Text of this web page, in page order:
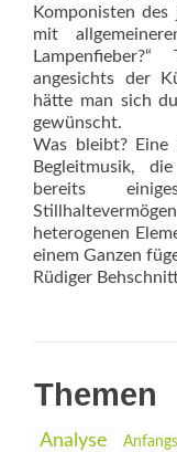
Komponisten
mit
angesichts der
hätte man sich
gewünscht.
Was bleibt? Eine
Begleitmusik,
bereits
heterogenen
einem Ganzen
Rüdiger
Themen
Analyse